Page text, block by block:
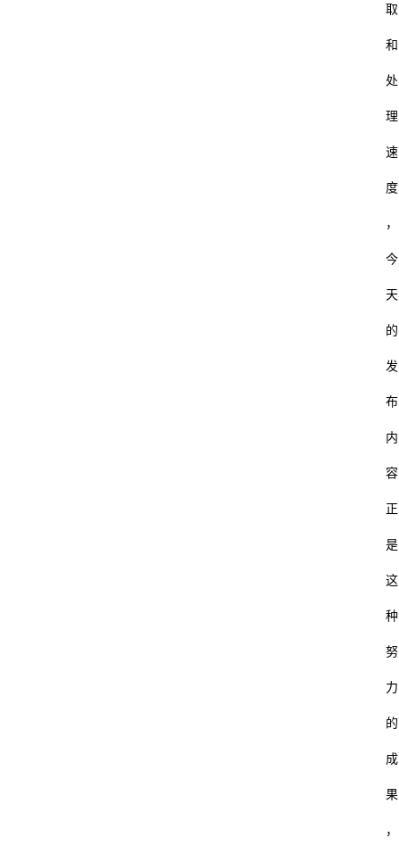
取
和
处
理
速
度
，
今
天
的
发
布
内
容
正
是
这
种
努
力
的
成
果
，